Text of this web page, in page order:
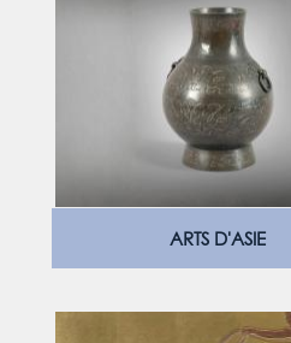
ARTS D'ASIE